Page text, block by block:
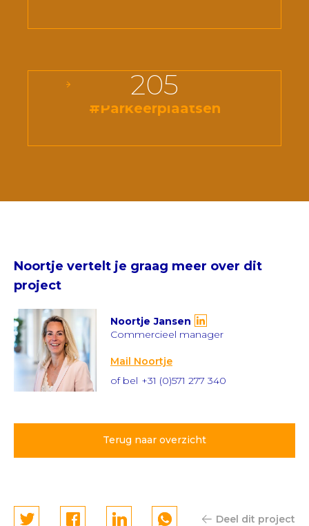
#Parkeerplaatsen
205
Noortje vertelt je graag meer over dit
project
Noortje Jansen
Commercieel manager
Mail Noortje
of bel +31 (0)571 277 340
Terug naar overzicht
Deel dit project